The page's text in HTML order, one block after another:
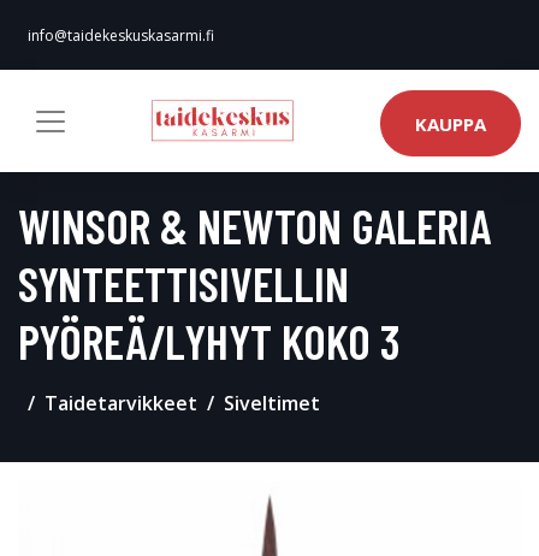
info@taidekeskuskasarmi.fi
KAUPPA
WINSOR & NEWTON GALERIA
SYNTEETTISIVELLIN
PYÖREÄ/LYHYT KOKO 3
Taidetarvikkeet Siveltimet